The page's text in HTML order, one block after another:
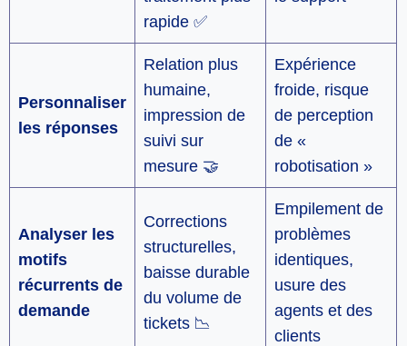
rapide ✅
Personnaliser
les réponses
Relation plus
humaine,
impression de
suivi sur
mesure 🤝
Expérience
froide, risque
de perception
de «
robotisation »
Analyser les
motifs
récurrents de
demande
Corrections
structurelles,
baisse durable
du volume de
tickets 📉
Empilement de
problèmes
identiques,
usure des
agents et des
clients